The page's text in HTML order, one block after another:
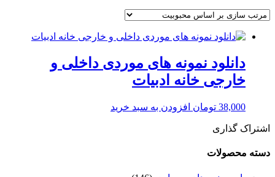
دانلود نمونه های موردی داخلی و
خارجی خانه ادبیات
38,000 تومان افزودن به سبد خرید
اشتراک گذاری
دسته محصولات